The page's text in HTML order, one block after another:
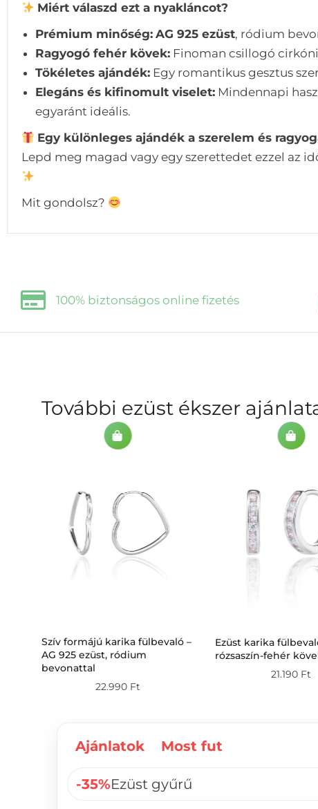
Miért válaszd ezt a nyakláncot?
Prémium minőség: AG 925 ezüst, ródium
Ragyogó fehér kövek: Finoman csillogó
Tökéletes ajándék: Egy romantikus gesztus
Elegáns és kifinomult viselet: Mindennapi
egyaránt ideális.
Egy különleges ajándék a szerelem és
Lepd meg magad vagy egy szerettedet ezzel az
Mit gondolsz?
100% biztonságos online fizetés
További ezüst ékszer
Szív formájú karika fülbevaló –
AG 925 ezüst, ródium
bevonattal
22.990 Ft
Ezüst karika
rózsaszín-fehér
21.190 Ft
Ajánlatok Most fut
-35%Ezüst gyűrű